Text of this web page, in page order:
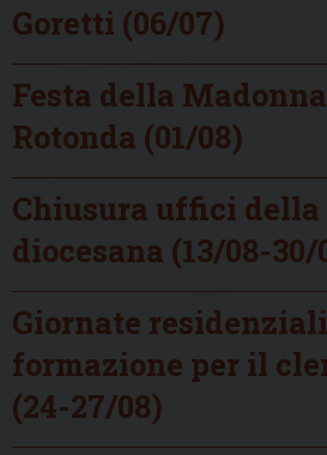
Goretti (06/07)
Festa della
Rotonda (01/08)
Chiusura uffici della
diocesana (13/08-30/
Giornate
formazione per il
(24-27/08)